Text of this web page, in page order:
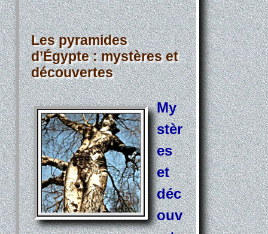
Les pyramides
d’Égypte : mystères et
découvertes
My
stèr
es
et
déc
ouv